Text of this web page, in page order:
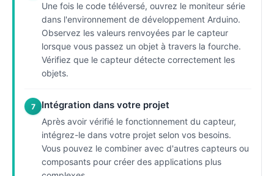
Une fois le code téléversé, ouvrez le moniteur série
dans l'environnement de développement Arduino.
Observez les valeurs renvoyées par le capteur
lorsque vous passez un objet à travers la fourche.
Vérifiez que le capteur détecte correctement les
objets.
7 Intégration dans votre projet
Après avoir vérifié le fonctionnement du capteur,
intégrez-le dans votre projet selon vos besoins.
Vous pouvez le combiner avec d'autres capteurs ou
composants pour créer des applications plus